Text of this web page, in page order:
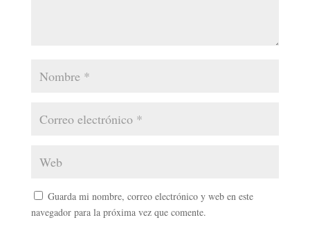
Guarda mi nombre, correo electrónico y web en este
navegador para la próxima vez que comente.